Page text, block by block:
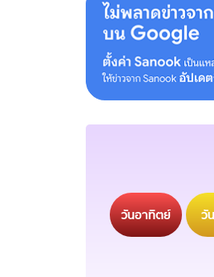
วันอาทิตย์ วัน